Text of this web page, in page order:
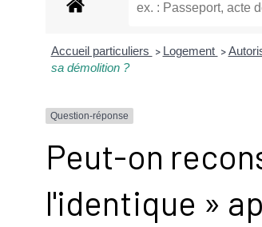
Accueil particuliers > Logement >
sa démolition ?
Question-réponse
Peut-on
l'identique »